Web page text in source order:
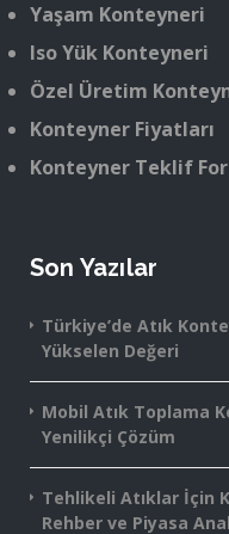
Yaşam Konteyneri
Iso Yük Konteyneri
Özel Üretim
Konteyner Fiyatları
Konteyner Teklif
Son Yazılar
Türkiye’de Atık
Yükselen Değeri
Mobil Atık Toplama
Yenilikçi Çözüm
Tehlikeli Atıklar İçin
Rehber ve Piyasa